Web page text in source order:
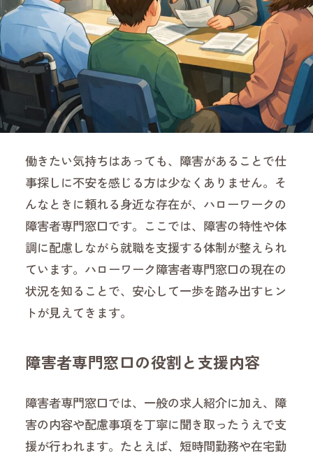
働きたい気持ちはあっても、障害があることで仕
事探しに不安を感じる方は少なくありません。そ
んなときに頼れる身近な存在が、ハローワークの
障害者専門窓口です。ここでは、障害の特性や体
調に配慮しながら就職を支援する体制が整えられ
ています。ハローワーク障害者専門窓口の現在の
状況を知ることで、安心して一歩を踏み出すヒン
トが見えてきます。
障害者専門窓口の役割と支援内容
障害者専門窓口では、一般の求人紹介に加え、障
害の内容や配慮事項を丁寧に聞き取ったうえで支
援が行われます。たとえば、短時間勤務や在宅勤